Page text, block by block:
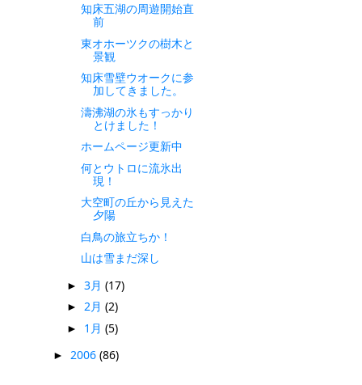
知床五湖の周遊開始直
前
東オホーツクの樹木と
景観
知床雪壁ウオークに参
加してきました。
濤沸湖の氷もすっかり
とけました！
ホームページ更新中
何とウトロに流氷出
現！
大空町の丘から見えた
夕陽
白鳥の旅立ちか！
山は雪まだ深し
► 3月 (17)
► 2月 (2)
► 1月 (5)
► 2006 (86)